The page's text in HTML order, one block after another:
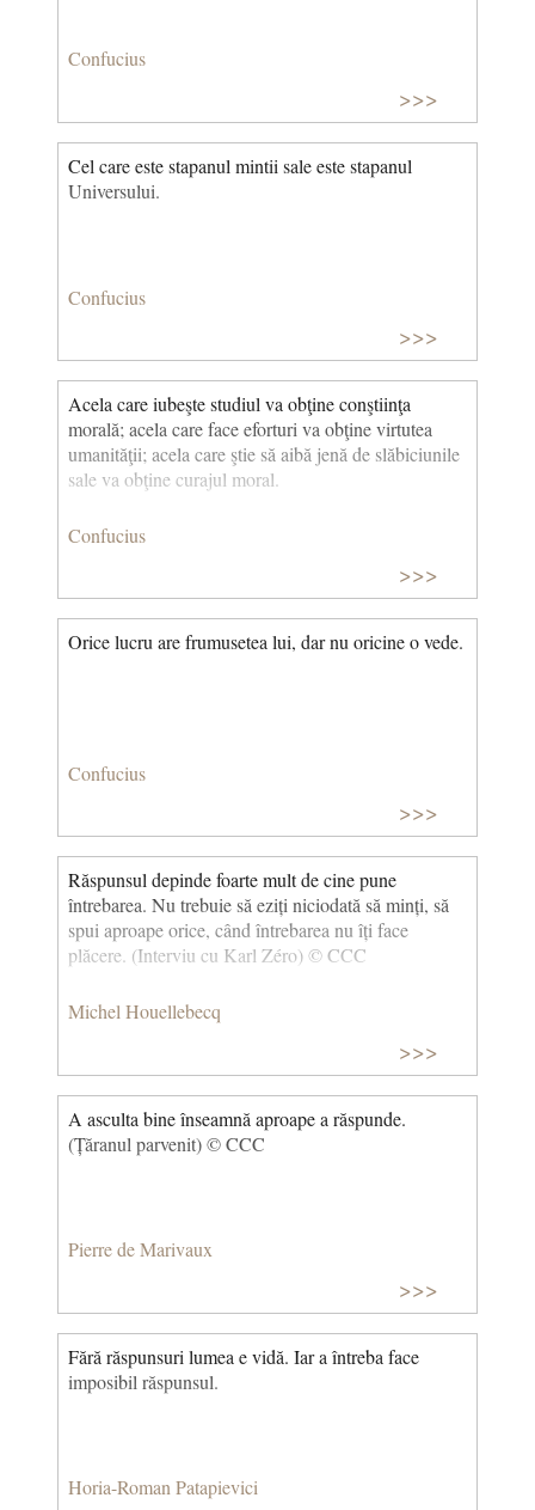
Confucius
>>>
Cel care este stapanul mintii sale este stapanul
Universului.
Confucius
>>>
Acela care iubeşte studiul va obţine conştiinţa
morală; acela care face eforturi va obţine virtutea
umanităţii; acela care ştie să aibă jenă de slăbiciunile
sale va obţine curajul moral.
Confucius
>>>
Orice lucru are frumusetea lui, dar nu oricine o vede.
Confucius
>>>
Răspunsul depinde foarte mult de cine pune
întrebarea. Nu trebuie să eziți niciodată să minți, să
spui aproape orice, când întrebarea nu îți face
plăcere. (Interviu cu Karl Zéro) © CCC
Michel Houellebecq
>>>
A asculta bine înseamnă aproape a răspunde.
(Țăranul parvenit) © CCC
Pierre de Marivaux
>>>
Fără răspunsuri lumea e vidă. Iar a întreba face
imposibil răspunsul.
Horia-Roman Patapievici